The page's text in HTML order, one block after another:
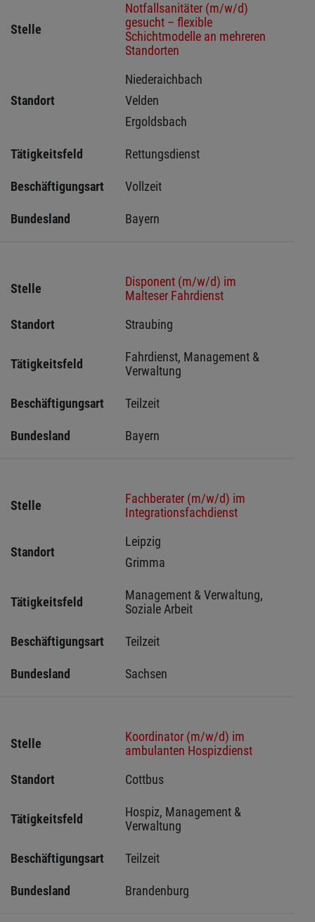
Stelle
Notfallsanitäter (m/w/d)
gesucht – flexible
Schichtmodelle an mehreren
Standorten
Standort
Niederaichbach
Velden
Ergoldsbach
Tätigkeitsfeld Rettungsdienst
Beschäftigungsart Vollzeit
Bundesland Bayern
Stelle
Disponent (m/w/d) im
Malteser Fahrdienst
Standort
Straubing
Tätigkeitsfeld
Fahrdienst, Management &
Verwaltung
Beschäftigungsart Teilzeit
Bundesland Bayern
Stelle
Fachberater (m/w/d) im
Integrationsfachdienst
Standort
Leipzig
Grimma
Tätigkeitsfeld
Management & Verwaltung,
Soziale Arbeit
Beschäftigungsart Teilzeit
Bundesland Sachsen
Stelle
Koordinator (m/w/d) im
ambulanten Hospizdienst
Standort
Cottbus
Tätigkeitsfeld
Hospiz, Management &
Verwaltung
Beschäftigungsart Teilzeit
Bundesland Brandenburg